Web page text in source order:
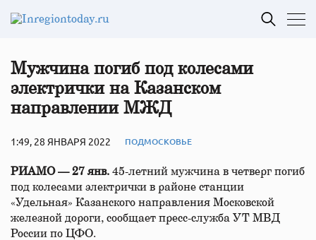
Мужчина погиб под колесами
электрички на Казанском
направлении МЖД
1:49, 28 ЯНВАРЯ 2022 ПОДМОСКОВЬЕ
РИАМО — 27 янв. 45-летний мужчина в четверг погиб
под колесами электрички в районе станции
«Удельная» Казанского направления Московской
железной дороги, сообщает пресс-служба УТ МВД
России по ЦФО.